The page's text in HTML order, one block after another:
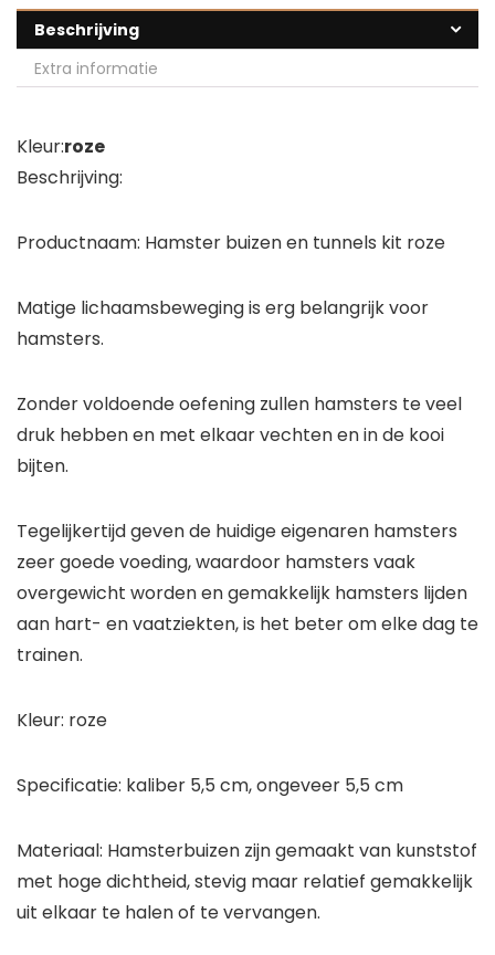
Beschrijving
Extra informatie
Kleur:roze
Beschrijving:
Productnaam: Hamster buizen en tunnels kit roze
Matige lichaamsbeweging is erg belangrijk voor
hamsters.
Zonder voldoende oefening zullen hamsters te veel
druk hebben en met elkaar vechten en in de kooi
bijten.
Tegelijkertijd geven de huidige eigenaren hamsters
zeer goede voeding, waardoor hamsters vaak
overgewicht worden en gemakkelijk hamsters lijden
aan hart- en vaatziekten, is het beter om elke dag te
trainen.
Kleur: roze
Specificatie: kaliber 5,5 cm, ongeveer 5,5 cm
Materiaal: Hamsterbuizen zijn gemaakt van kunststof
met hoge dichtheid, stevig maar relatief gemakkelijk
uit elkaar te halen of te vervangen.